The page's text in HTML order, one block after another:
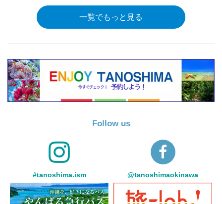
一覧でもっと見る
Follow us
#tanoshima.ism @tanoshimaokinawa